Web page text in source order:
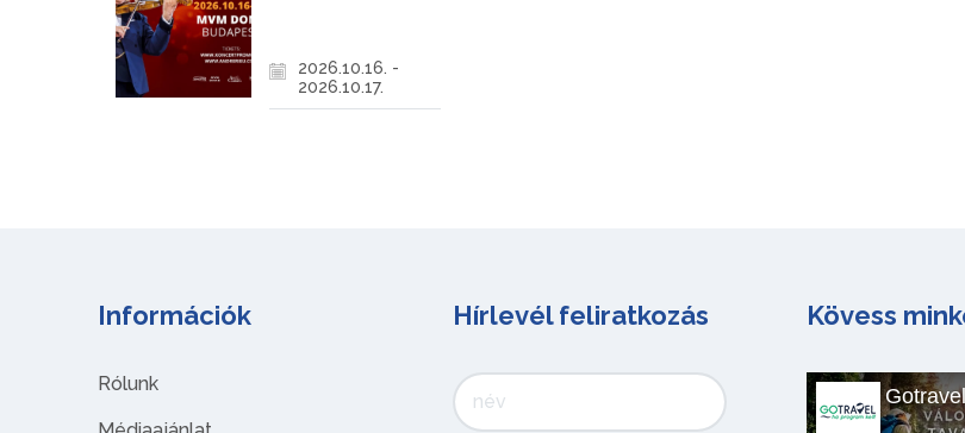
2026.10.16. -
2026.10.17.
Információk
Rólunk
Hírlevél feliratkozás Kövess